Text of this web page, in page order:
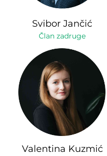
Svibor Jančić
Član zadruge
Valentina Kuzmić